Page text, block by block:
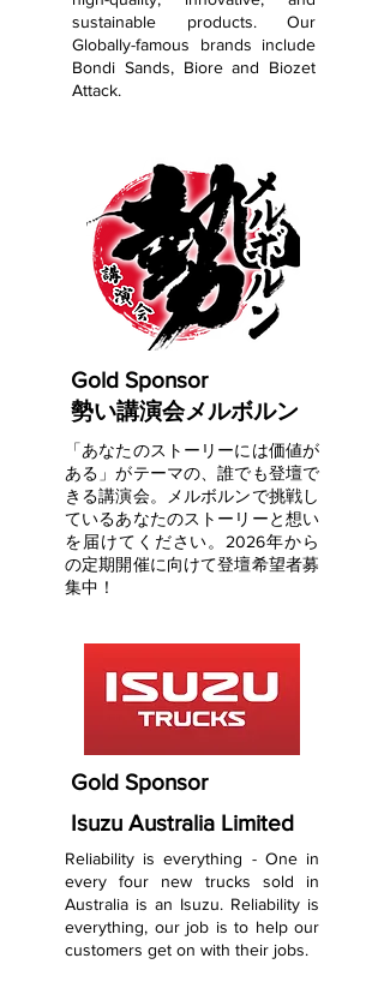
sustainable products. Our
Globally-famous brands include
Bondi Sands, Biore and Biozet
Attack.
Gold Sponsor
​勢い講演会メルボルン
「あなたのストーリーには価値が
ある」がテーマの、誰でも登壇で
きる講演会。メルボルンで挑戦し
ているあなたのストーリーと想い
を届けてください。2026年から
の定期開催に向けて登壇希望者募
集中！
Gold Sponsor
Isuzu Australia Limited
Reliability is everything - One in
every four new trucks sold in
Australia is an Isuzu. Reliability is
everything, our job is to help our
customers get on with their jobs.